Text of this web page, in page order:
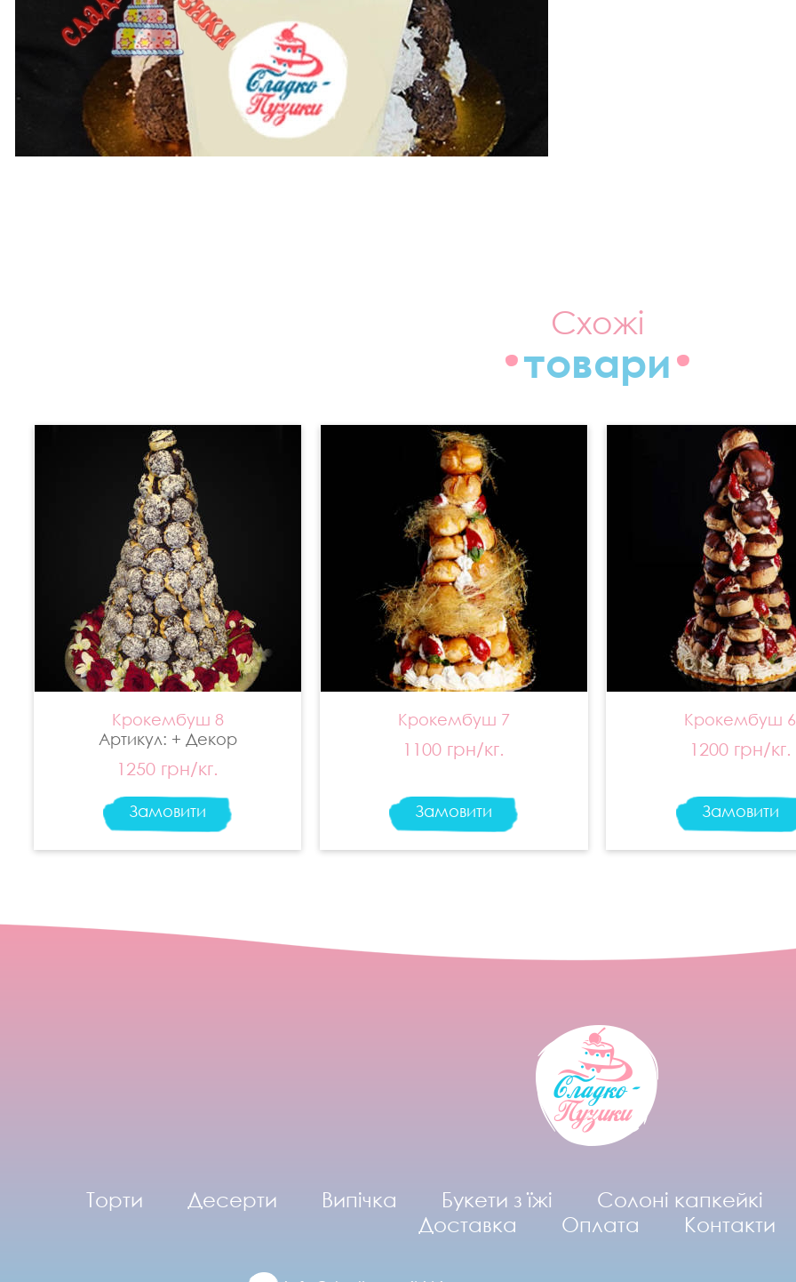
Схожі
товари
Крокембуш 8
Артикул: + Декор
1250 грн/кг.
Замовити
Крокембуш 7
1100 грн/кг.
Замовити
Крокембуш 6
1200 грн/кг.
Замовити
Торти Десерти Випічка Букети з їжі Солоні капкейкі
Доставка
Оплата Контакти